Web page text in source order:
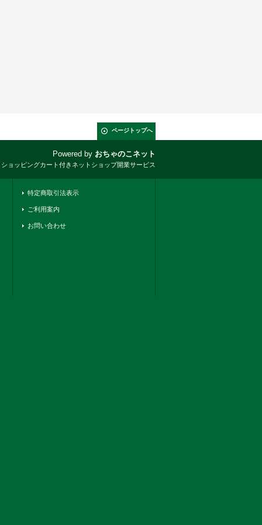
ページトップへ
Powered by おちゃのこネット
ョッピングカート付きネットショップ開業サービス
特定商取引法表示
ご利用案内
お問い合わせ